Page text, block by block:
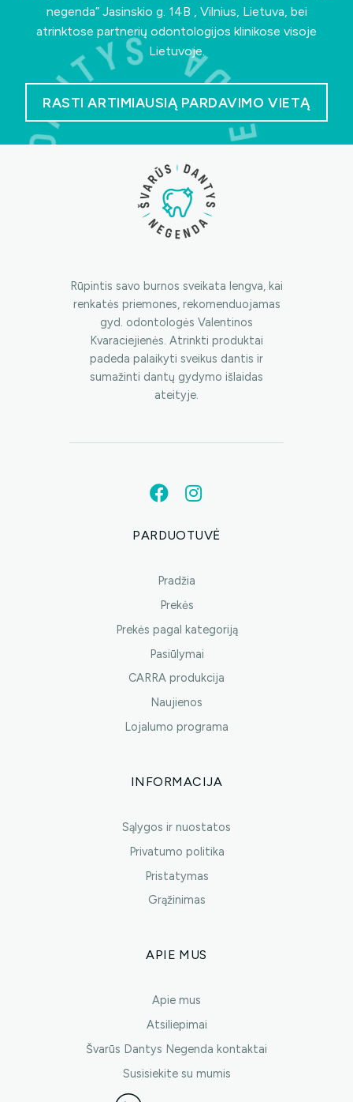
negenda” Jasinskio g. 14B , Vilnius, Lietuva , bei
atrinktose partnerių odontologijos klinikose visoje
Lietuvoje.
RASTI ARTIMIAUSIĄ PARDAVIMO VIETĄ
Rūpintis savo burnos sveikata lengva, kai
renkatės priemones, rekomenduojamas
gyd. odontologės Valentinos
Kvaraciejienės. Atrinkti produktai
padeda palaikyti sveikus dantis ir
sumažinti dantų gydymo išlaidas
ateityje.
PARDUOTUVĖ
Pradžia
Prekės
Prekės pagal kategoriją
Pasiūlymai
CARRA produkcija
Naujienos
Lojalumo programa
INFORMACIJA
Sąlygos ir nuostatos
Privatumo politika
Pristatymas
Grąžinimas
APIE MUS
Apie mus
Atsiliepimai
Švarūs Dantys Negenda kontaktai
Susisiekite su mumis